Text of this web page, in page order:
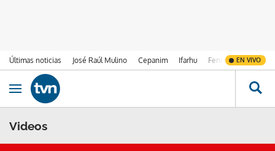
Últimas noticias José Raúl Mulino Cepanim Ifarhu Fenómeno de El
EN VIVO
Ir al contenido
Obrir navegació
Videos